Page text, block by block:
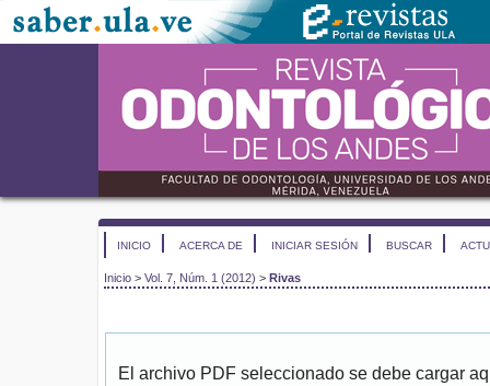
INICIO ACERCA DE INICIAR SESIÓN BUSCAR
Inicio > Vol. 7, Núm. 1 (2012) > Rivas
El archivo PDF seleccionado se debe cargar